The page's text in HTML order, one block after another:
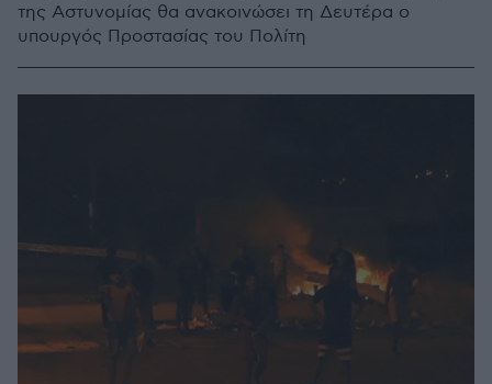
της Αστυνομίας θα ανακοινώσει τη Δευτέρα ο
υπουργός Προστασίας του Πολίτη